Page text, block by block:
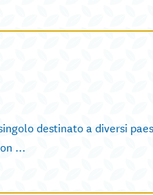
destinato a diversi
...